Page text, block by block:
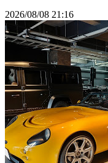
2026/08/08 21:16